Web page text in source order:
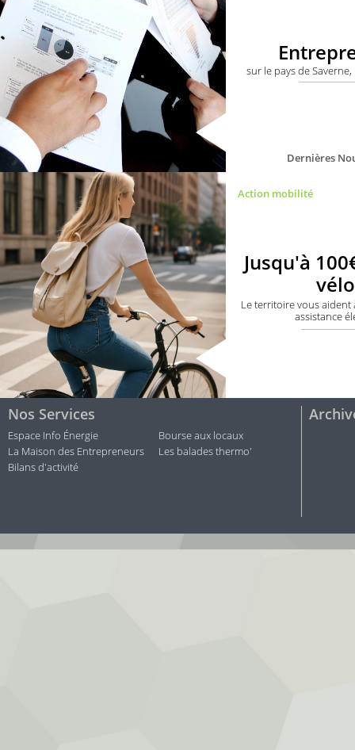
sur le pays de
Dernières
Action mobilité
Jusqu'à
Le territoire vous aident
assistance
Nos Services
Espace Info Énergie
Bourse aux locaux
La Maison des Entrepreneurs
Les balades thermo'
Bilans d'activité